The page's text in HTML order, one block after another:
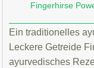
Fingerhirse
Ein traditionelles
Leckere Getreide
ayurvedisches